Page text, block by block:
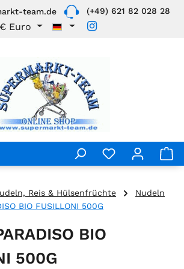
team.de (+49) 621 82 028 28
€ Euro
Reis & Hülsenfrüchte
Nudeln
BIO FUSILLONI 500G
BIO
500G